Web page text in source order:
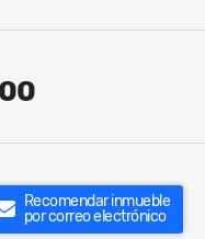
Recomendar inmueble
por correo electrónico